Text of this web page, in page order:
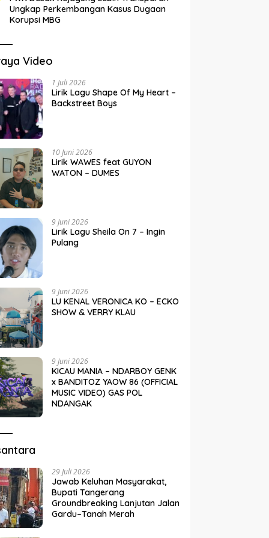
Ungkap Perkembangan Kasus Dugaan
Korupsi MBG
Video
1 Juli 2026
Lirik Lagu Shape Of My Heart –
Backstreet Boys
10 Juni 2026
Lirik WAWES feat GUYON
WATON – DUMES
9 Juni 2026
Lirik Lagu Sheila On 7 – Ingin
Pulang
9 Juni 2026
LU KENAL VERONICA KO – ECKO
SHOW & VERRY KLAU
9 Juni 2026
KICAU MANIA – NDARBOY GENK
x BANDITOZ YAOW 86 (OFFICIAL
MUSIC VIDEO) GAS POL
NDANGAK
29 Juli 2026
Jawab Keluhan Masyarakat,
Bupati Tangerang
Groundbreaking Lanjutan Jalan
Gardu–Tanah Merah